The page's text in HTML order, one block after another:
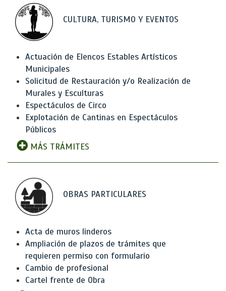
CULTURA, TURISMO Y EVENTOS
Actuación de Elencos Estables Artísticos
Municipales
Solicitud de Restauración y/o Realización de
Murales y Esculturas
Espectáculos de Circo
Explotación de Cantinas en Espectáculos
Públicos
MÁS TRÁMITES
OBRAS PARTICULARES
Acta de muros linderos
Ampliación de plazos de trámites que
requieren permiso con formulario
Cambio de profesional
Cartel frente de Obra